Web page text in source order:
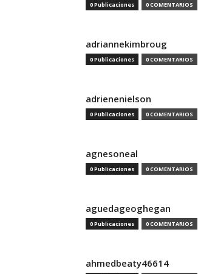
0 Publicaciones 0 COMENTARIOS
adriannekimbroug
0 Publicaciones 0 COMENTARIOS
adrienenielson
0 Publicaciones 0 COMENTARIOS
agnesoneal
0 Publicaciones 0 COMENTARIOS
aguedageoghegan
0 Publicaciones 0 COMENTARIOS
ahmedbeaty46614